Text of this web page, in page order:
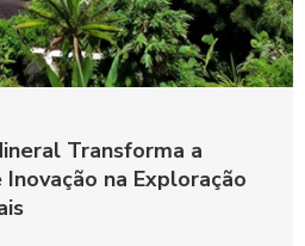
Transforma a
na Exploração